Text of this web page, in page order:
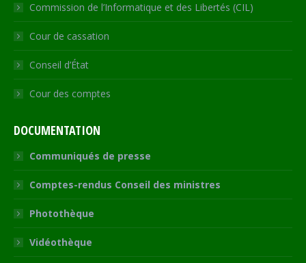
Commission de l’Informatique et des Libertés (CIL)
Cour de cassation
Conseil d’État
Cour des comptes
DOCUMENTATION
Communiqués de presse
Comptes-rendus Conseil des ministres
Photothèque
Vidéothèque